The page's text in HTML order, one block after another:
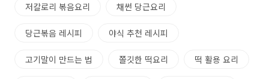
저칼로리 볶음요리 채썬 당근요리
당근볶음 레시피 야식 추천 레시피
고기말이 만드는 법 쫄깃한 떡요리 떡 활용 요리